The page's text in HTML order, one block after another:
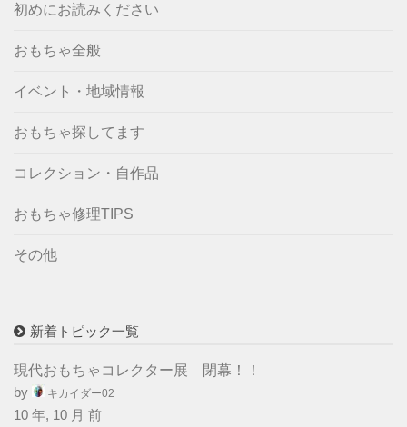
初めにお読みください
おもちゃ全般
イベント・地域情報
おもちゃ探してます
コレクション・自作品
おもちゃ修理TIPS
その他
新着トピック一覧
現代おもちゃコレクター展 閉幕！！
by
キカイダー02
10 年, 10 月 前